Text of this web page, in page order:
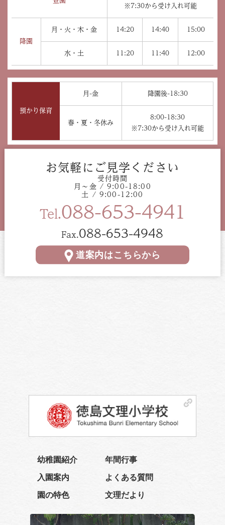
※7:30から受け入れ可能
降園
月・火・木・金 14:20 14:40 15:00
水・土 11:20 11:40 12:00
預かり保育
月-金 降園後-18:30
春・夏・冬休み
8:00-18:30
※7:30から受け入れ可能
お気軽にご見学ください
受付時間
月〜金 / 9:00-18:00
土 / 9:00-12:00
Tel.088-653-4941
Fax.088-653-4948
道案内はこちらから
幼稚園紹介 年間行事
入園案内 よくある質問
園の特色 文理だより